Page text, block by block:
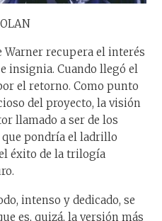
Warner recupera el interés
insignia. Cuando llegó el
el retorno. Como punto
del proyecto, la visión
llamado a ser de los
que pondría el ladrillo
éxito de la trilogía
intenso y dedicado, se
es, quizá, la versión más